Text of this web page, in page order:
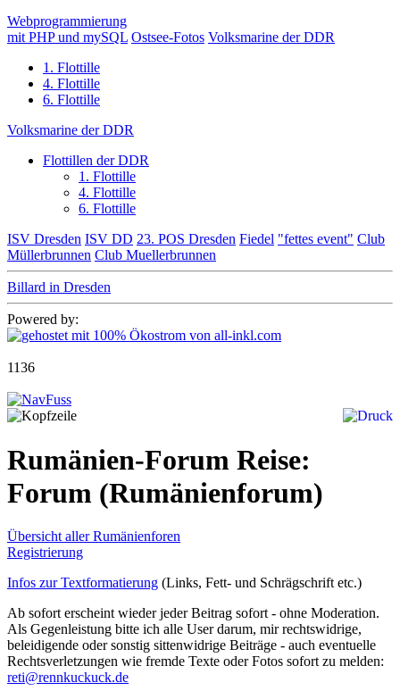
Webprogrammierung
mit PHP und mySQL Ostsee-Fotos Volksmarine der DDR
1. Flottille
4. Flottille
6. Flottille
Volksmarine der DDR
Flottillen der DDR
1. Flottille
4. Flottille
6. Flottille
ISV Dresden ISV DD 23. POS Dresden Fiedel "fettes event" Club
Müllerbrunnen Club Muellerbrunnen
Billard in Dresden
Powered by:
1136
Rumänien-Forum Reise:
Forum (Rumänienforum)
Übersicht aller Rumänienforen
Registrierung
Infos zur Textformatierung (Links, Fett- und Schrägschrift etc.)
Ab sofort erscheint wieder jeder Beitrag sofort - ohne Moderation.
Als Gegenleistung bitte ich alle User darum, mir rechtswidrige,
beleidigende oder sonstig sittenwidrige Beiträge - auch eventuelle
Rechtsverletzungen wie fremde Texte oder Fotos sofort zu melden:
reti@rennkuckuck.de